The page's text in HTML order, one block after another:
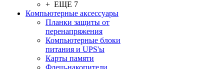
+ ЕЩЕ 7
Компьютерные аксессуары
Планки защиты от
перенапряжения
Компьютерные блоки
питания и UPS'ы
Карты памяти
Флеш-накопители